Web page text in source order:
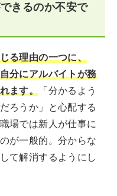
きるのか不安で
る理由の一つに、
分にアルバイトが務
ます。 「分かるよう
ろうか」と心配する
場では新人が仕事に
が一般的。分からな
て解消するようにし